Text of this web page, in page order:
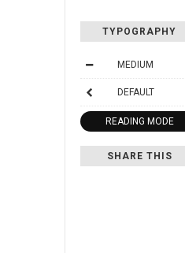
TYPOGRAPHY
MEDIUM
DEFAULT
READING MODE
SHARE THIS